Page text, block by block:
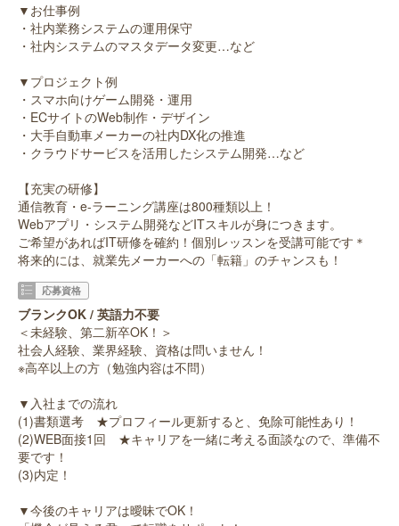
▼お仕事例
・社内業務システムの運用保守
・社内システムのマスタデータ変更…など
▼プロジェクト例
・スマホ向けゲーム開発・運用
・ECサイトのWeb制作・デザイン
・大手自動車メーカーの社内DX化の推進
・クラウドサービスを活用したシステム開発…など
【充実の研修】
通信教育・e-ラーニング講座は800種類以上！
Webアプリ・システム開発などITスキルが身につきます。
ご希望があればIT研修を確約！個別レッスンを受講可能です＊
将来的には、就業先メーカーへの「転籍」のチャンスも！
応募資格
ブランクOK / 英語力不要
＜未経験、第二新卒OK！＞
社会人経験、業界経験、資格は問いません！
※高卒以上の方（勉強内容は不問）
▼入社までの流れ
(1)書類選考 ★プロフィール更新すると、免除可能性あり！
(2)WEB面接1回 ★キャリアを一緒に考える面談なので、準備不
要です！
(3)内定！
▼今後のキャリアは曖昧でOK！